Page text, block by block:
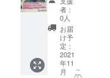
す】 ・
天然ダ
イヤモ
ンド
0.005ct
（直径
約1ｍ
ｍ）の
者：
0人
お届
け予
定：
2021
年11
月
こ